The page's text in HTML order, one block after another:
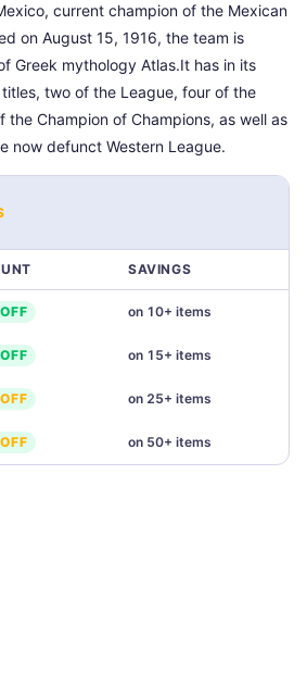
current champion of the Mexican
on August 15, 1916, the team is
Greek mythology Atlas.It has in its
two of the League, four of the
the Champion of Champions, as well as
now defunct Western League.
SAVINGS
on 10+ items
on 15+ items
on 25+ items
on 50+ items